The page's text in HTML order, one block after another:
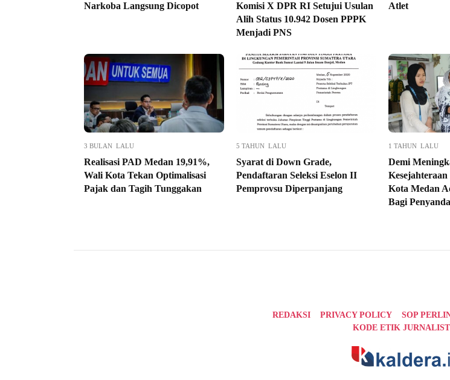
Narkoba Langsung Dicopot
Komisi X DPR RI Setujui Usulan
Alih Status 10.942 Dosen PPPK
Menjadi PNS
Atlet
3 BULAN LALU
Realisasi PAD Medan 19,91%,
Wali Kota Tekan Optimalisasi
Pajak dan Tagih Tunggakan
5 TAHUN LALU
Syarat di Down Grade,
Pendaftaran Seleksi Eselon II
Pemprovsu Diperpanjang
1 TAHUN LALU
Demi
Kota Medan
Bagi
REDAKSI PRIVACY POLICY
SOP
KODE ETIK